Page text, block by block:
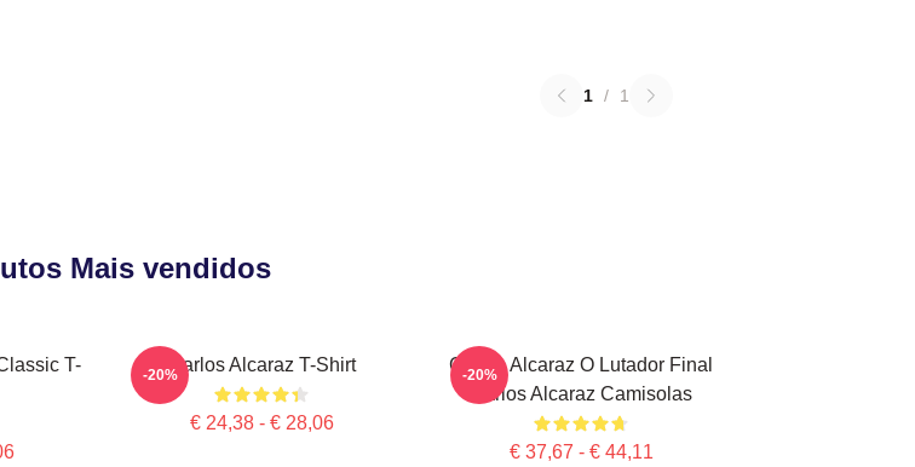
1 / 1
Mais vendidos
T-
Carlos Alcaraz T-Shirt
€ 24,38 - € 28,06
-20%
Carlos Alcaraz O Lutador Final
Carlos Alcaraz Camisolas
€ 37,67 - € 44,11
-20%